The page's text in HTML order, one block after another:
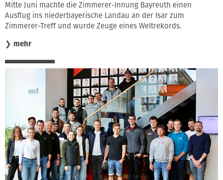
Mitte Juni machte die Zimmerer-Innung Bayreuth einen
Ausflug ins niederbayerische Landau an der Isar zum
Zimmerer-Treff und wurde Zeuge eines Weltrekords.
❯ mehr